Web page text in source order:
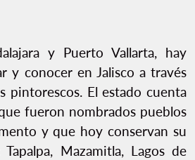
y Puerto Vallarta, hay
y conocer en Jalisco a través
pintorescos. El estado cuenta
fueron nombrados pueblos
y que hoy conservan su
Mazamitla, Lagos de